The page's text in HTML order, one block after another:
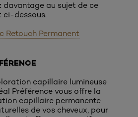
davantage au sujet de ce
ci-dessous.
Retouch Permanent
capillaire lumineuse
Préférence vous offre la
capillaire permanente
de vos cheveux, pour